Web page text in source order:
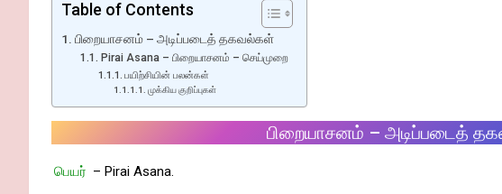
Table of Contents
பிறையாசனம் – அடிப்படைத் தகவல்கள்
Pirai Asana – பிறையாசனம் – செய்முறை
பயிற்சியின் பலன்கள்
முக்கிய குறிப்புகள்
பிறையாசனம் – அடிப்படைத்
பெயர் – Pirai Asana.